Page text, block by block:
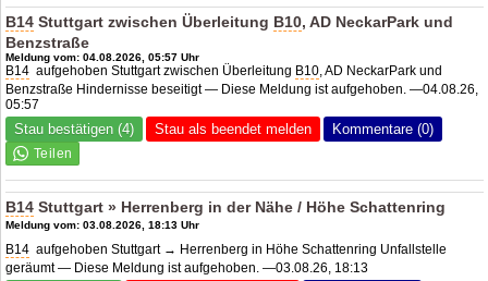
B14 Stuttgart zwischen Überleitung B10, AD NeckarPark und
Benzstraße
Meldung vom: 04.08.2026, 05:57 Uhr
B14 aufgehoben Stuttgart zwischen Überleitung B10, AD NeckarPark und
Benzstraße Hindernisse beseitigt — Diese Meldung ist aufgehoben. —04.08.26,
05:57
Stau bestätigen (4) Stau als beendet melden Kommentare (0)
B14 Stuttgart » Herrenberg in der Nähe / Höhe Schattenring
Meldung vom: 03.08.2026, 18:13 Uhr
B14 aufgehoben Stuttgart → Herrenberg in Höhe Schattenring Unfallstelle
geräumt — Diese Meldung ist aufgehoben. —03.08.26, 18:13